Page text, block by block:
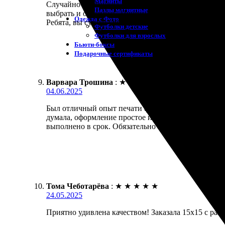
Пазлы магнитные
Одежда с Фото
Футболки детские
Футболки для взрослых
Бьюти-боксы
Подарочные сертификаты
Случайно наткнулась на сайт и решила заказать
выбрать и оформить. Приятное время ожидания,
Ребята, вы супер! Обязательно вернусь за новыми
Варвара Трошина : ★
04.06.2025
Был отличный опыт печати фото 15х15 с рамкой.
думала, оформление простое и быстрое.
выполнено в срок. Обязательно закажу еще!
Тома Чеботарёва : ★ ★ ★ ★ ★
24.05.2025
Приятно удивлена качеством! Заказала 15х15 с